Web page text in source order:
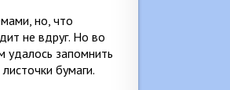
но, что
не вдруг. Но во
удалось запомнить
бумаги.